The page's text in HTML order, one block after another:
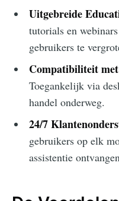
Uitgebreide
tutorials en
gebruikers te
Compatibiliteit
Toegankelijk via
handel onderweg.
24/7
gebruikers op elk
assistentie